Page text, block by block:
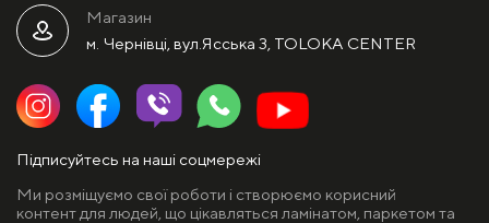
Магазин
м. Чернівці, вул.Ясська 3, TOLOKA CENTER
Підписуйтесь на наші соцмережі
Ми розміщуємо свої роботи і створюємо корисний
контент для людей, що цікавляться ламінатом, паркетом та